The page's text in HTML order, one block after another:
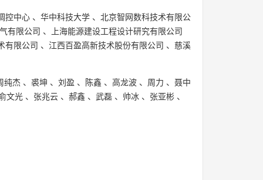
控中心 、 华中科技大学 、 北京智网数科技术有限公
有限公司 、
上海能源建设工程设计研究有限公司
有限公司 、 江西百盈高新技术股份有限公司 、 慈溪
纯杰 、 裘坤 、 刘盈 、 陈鑫 、 高龙波 、 周力 、 聂中
文光 、 张兆云 、 郝鑫 、 武磊 、 帅冰 、 张亚彬 、